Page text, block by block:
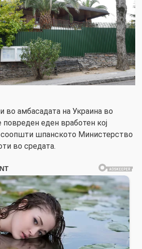
во амбасадата на Украина во
еден вработен кој
соопшти шпанското Министерство
во средата.